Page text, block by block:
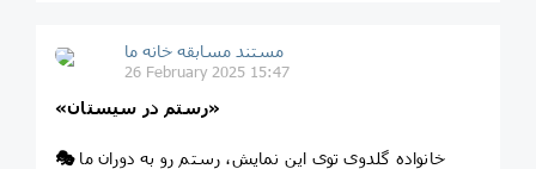
مستند مسابقه خانه ما
26 February 2025 15:47
«رستم در سیستان»
🎭خانواده گلدوی توی این نمایش، رستم رو به دوران ما